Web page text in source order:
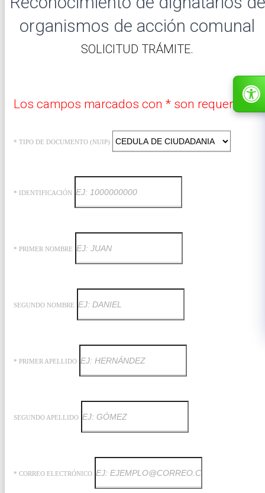
organismos de acción comunal
​SOLICITUD TRÁMITE.
Los campos marcados con * son requeridos.
* TIPO DE DOCUMENTO (NUIP)
* IDENTIFICACIÓN
* PRIMER NOMBRE
SEGUNDO NOMBRE
* PRIMER APELLIDO
SEGUNDO APELLIDO
* CORREO ELECTRÓNICO